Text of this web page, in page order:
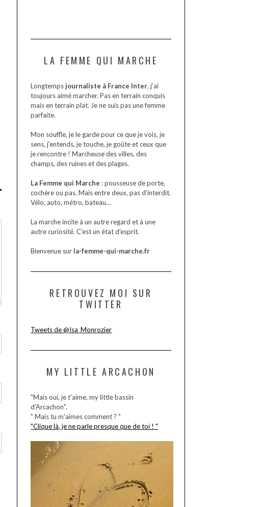
LA FEMME QUI MARCHE
Longtemps journaliste à France Inter, j’ai
toujours aimé marcher. Pas en terrain conquis
mais en terrain plat. Je ne suis pas une femme
parfaite.
Mon souffle, je le garde pour ce que je vois, je
sens, j’entends, je touche, je goûte et ceux que
je rencontre ! Marcheuse des villes, des
champs, des ruines et des plages.
La Femme qui Marche : pousseuse de porte,
cochère ou pas. Mais entre deux, pas d’interdit.
Vélo, auto, métro, bateau…
La marche incite à un autre regard et à une
autre curiosité. C’est un état d’esprit.
Bienvenue sur la-femme-qui-marche.fr
RETROUVEZ MOI SUR
TWITTER
Tweets de @Isa_Monrozier
MY LITTLE ARCACHON
"Mais oui, je t'aime, my little bassin
d'Arcachon".
" Mais tu m'aimes comment ? "
"Clique là, je ne parle presque que de toi ! "